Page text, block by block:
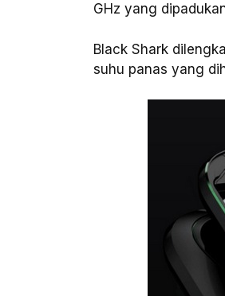
GHz yang
Black Shark
suhu panas yang